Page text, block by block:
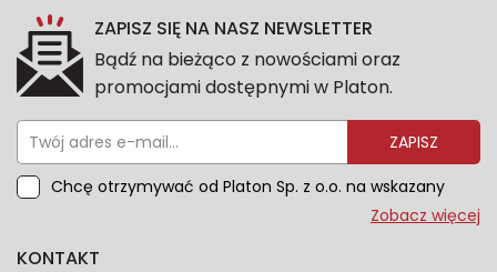
ZAPISZ SIĘ NA NASZ NEWSLETTER
Bądź na bieżąco z nowościami oraz
promocjami dostępnymi w Platon.
ZAPISZ
Chcę otrzymywać od Platon Sp. z o.o. na wskazany
przeze mnie adres e-mail informacje marketingowe
dotyczące danych osobowych znajdziesz w naszej
Zobacz więcej
KONTAKT